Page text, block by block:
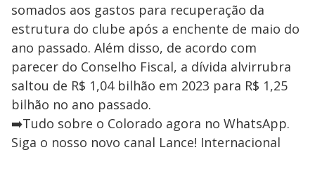
somados aos gastos para recuperação da
estrutura do clube após a enchente de maio do
ano passado. Além disso, de acordo com
parecer do Conselho Fiscal, a dívida alvirrubra
saltou de R$ 1,04 bilhão em 2023 para R$ 1,25
bilhão no ano passado.
➡️Tudo sobre o Colorado agora no WhatsApp.
Siga o nosso novo canal Lance! Internacional